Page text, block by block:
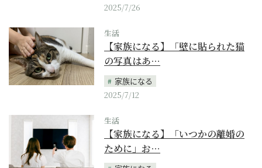
2025/7/26
生活
【家族になる】「壁に貼られた猫
の写真はあ…
家族になる
2025/7/12
生活
【家族になる】「いつかの離婚の
ために」お…